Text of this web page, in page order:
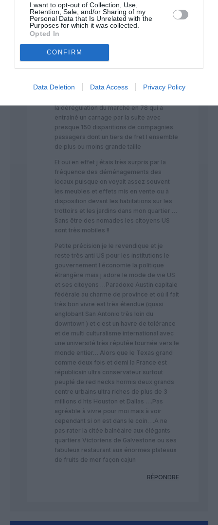
I want to opt-out of Collection, Use,
Retention, Sale, and/or Sharing of my
Personal Data that Is Unrelated with the
Purposes for which it was collected.
Opted In
CONFIRM
Data Deletion Data Access Privacy Policy
pas mal de compagnies de petite tailles
peu connues ici même si moins
nombreuses bien sûr qu avant la
dérégulation du marché ou les
regroupements …L avion est là bas notre
train d ailleurs vraiment ultra spacieux et
confortable mais tellement lent..
intéressante en 3 parties listant toutes les
la dérégulation du marché en 78 qui a
entrainé un carnage par la suite avec
presque 150 disparitions de compagnies
passagers dont un tiers de fret l ensemble
de plus ou moins grande taille
Et oui en effet j étais très surpris par la
fréquence des déménagements des
locaux puisque on voyait assez souvent
les meubles et effets mis en vente ou à
disposition devant les habitations sur les
trottoirs et les jardins dans mon quartier …
Sans être des nomades les citoyens US
sont très mobiles !!
Petite précision je le revendique et je
reste très anti US pour les institutions le
gouvernement l économie la politique
étrangère mais j adore le mode de vie US
et ses citoyens …Paradoxe Austin capitale
fédérale au charme de province et où il fait
très bon vivre est très étendue (quasi
englobant San Antonio très loin du
downtown ) et c est un havre de tolérance
et de multi culturalisme international avec
une université très réputée tournée vers le
monde entier… Alors que le Texas grand
comme deux fois et demi la France est
républicain ultra conservateur surtout
peuplé de red necks hormis deux grands
centre urbains ultra riches de plus de 3
millions d hts Houston et Dallas ….Pas
agréable à vivre pour moi mais à voir
cependant si on est dans le coin….A ne
pas rater la citée balnéaire aux élégants
quartiers Victoriens de Galvestone ou ses
fabuleux restaurant aux énormes plateaux
de fruits de mer façon cajun
RÉPONDRE